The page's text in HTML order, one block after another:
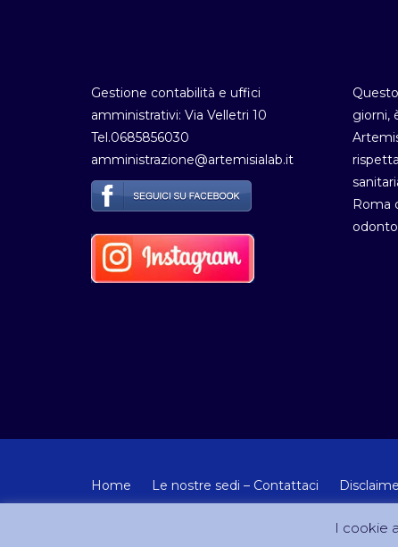
Gestione contabilità e uffici
amministrativi: Via Velletri 10
Tel.0685856030
amministrazione@artemisialab.it
giorni,
Roma
Home Le nostre sedi – Contattaci
I cookie